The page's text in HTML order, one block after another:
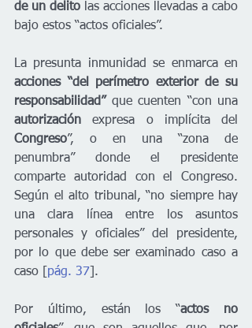
de un delito las acciones llevadas a cabo
bajo estos “actos oficiales”.
acciones “del perímetro exterior de su
responsabilidad”
autorización
Congreso”, o en una “zona de
penumbra” donde el presidente
comparte autoridad con el Congreso.
Según el alto tribunal, “no siempre hay
una clara línea entre los asuntos
personales y oficiales” del presidente,
por lo que debe ser examinado caso a
caso [ pág. 37 ].
Por último, están los “actos no